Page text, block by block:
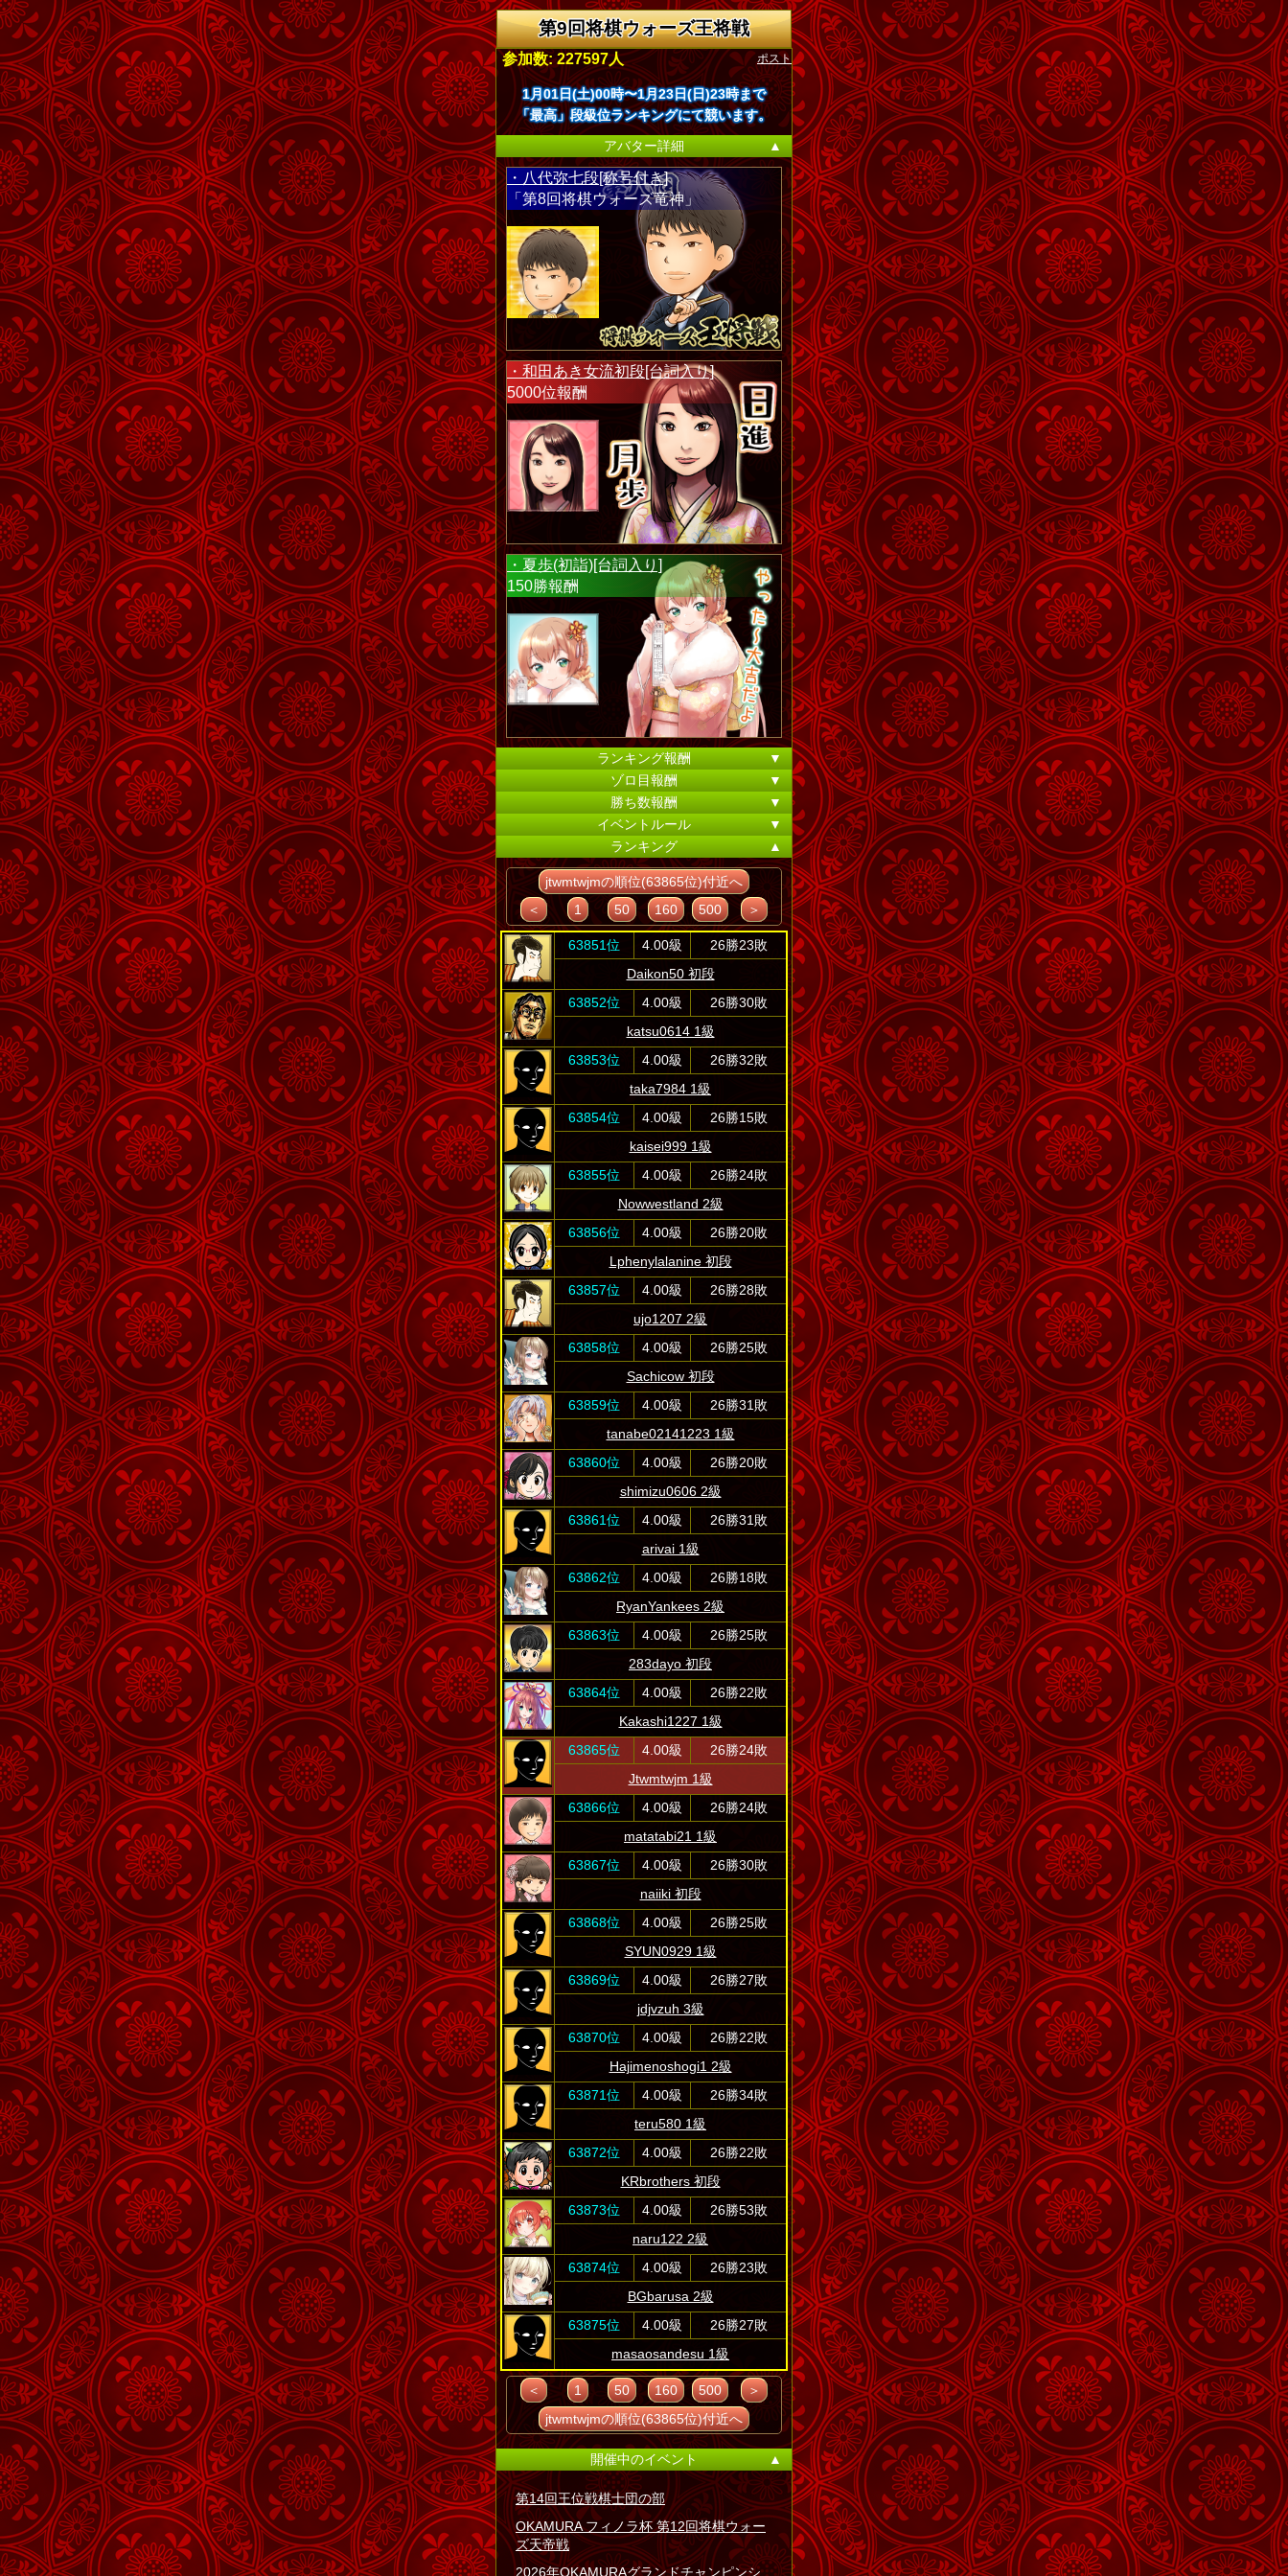
第9回将棋ウォーズ王将戦
ポスト
参加数: 227597人
1月01日(土)00時〜1月23日(日)23時まで
「最高」段級位ランキングにて競います。
アバター詳細
▲
・八代弥七段[称号付き]
「第8回将棋ウォーズ竜神」
・和田あき女流初段[台詞入り]
5000位報酬
・夏歩(初詣)[台詞入り]
150勝報酬
ランキング報酬
▼
ゾロ目報酬
▼
勝ち数報酬
▼
イベントルール
▼
ランキング
▲
jtwmtwjmの順位(63865位)付近へ
＜
1 50 160 500 ＞
63851位 4.00級
26勝23敗
Daikon50 初段
63852位
4.00級
26勝30敗
katsu0614 1級
63853位
4.00級
26勝32敗
taka7984 1級
63854位
4.00級
26勝15敗
kaisei999 1級
63855位
4.00級
26勝24敗
Nowwestland 2級
63856位
4.00級
26勝20敗
Lphenylalanine 初段
63857位
4.00級
26勝28敗
ujo1207 2級
63858位
4.00級
26勝25敗
Sachicow 初段
63859位
4.00級
26勝31敗
tanabe02141223 1級
63860位
4.00級
26勝20敗
shimizu0606 2級
63861位
4.00級
26勝31敗
arivai 1級
63862位
4.00級
26勝18敗
RyanYankees 2級
63863位
4.00級
26勝25敗
283dayo 初段
63864位
4.00級
26勝22敗
Kakashi1227 1級
63865位
4.00級
26勝24敗
Jtwmtwjm 1級
63866位
4.00級
26勝24敗
matatabi21 1級
63867位
4.00級
26勝30敗
naiiki 初段
63868位
4.00級
26勝25敗
SYUN0929 1級
63869位
4.00級
26勝27敗
jdjvzuh 3級
63870位
4.00級
26勝22敗
Hajimenoshogi1 2級
63871位
4.00級
26勝34敗
teru580 1級
63872位
4.00級
26勝22敗
KRbrothers 初段
63873位
4.00級
26勝53敗
naru122 2級
63874位
4.00級
26勝23敗
BGbarusa 2級
63875位
4.00級
26勝27敗
masaosandesu 1級
＜ 1 50 160 500
＞
jtwmtwjmの順位(63865位)付近へ
開催中のイベント ▲
第14回王位戦棋士団の部
OKAMURA フィノラ杯 第12回将棋ウォー
ズ天帝戦
2026年OKAMURAグランドチャンピンシ